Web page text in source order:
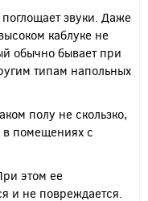
звуки. Даже
каблуке не
обычно бывает при
типам напольных
полу не скользко,
в помещениях с
этом ее
и не повреждается.